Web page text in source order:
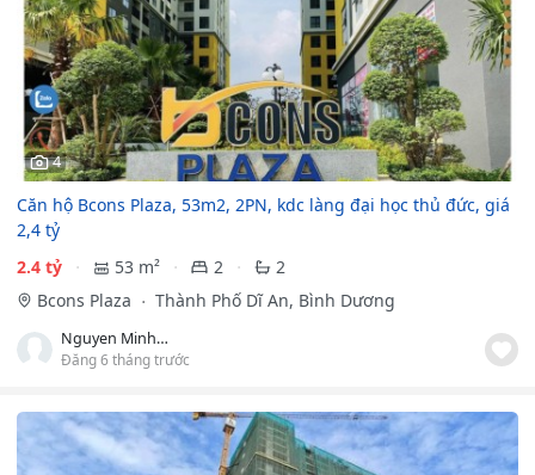
4
Căn hộ Bcons Plaza, 53m2, 2PN, kdc làng đại học thủ đức, giá
2,4 tỷ
2.4 tỷ
53 m² 2
2
Bcons Plaza
Thành Phố Dĩ An, Bình Dương
Nguyen Minh Trí
Đăng 6 tháng trước